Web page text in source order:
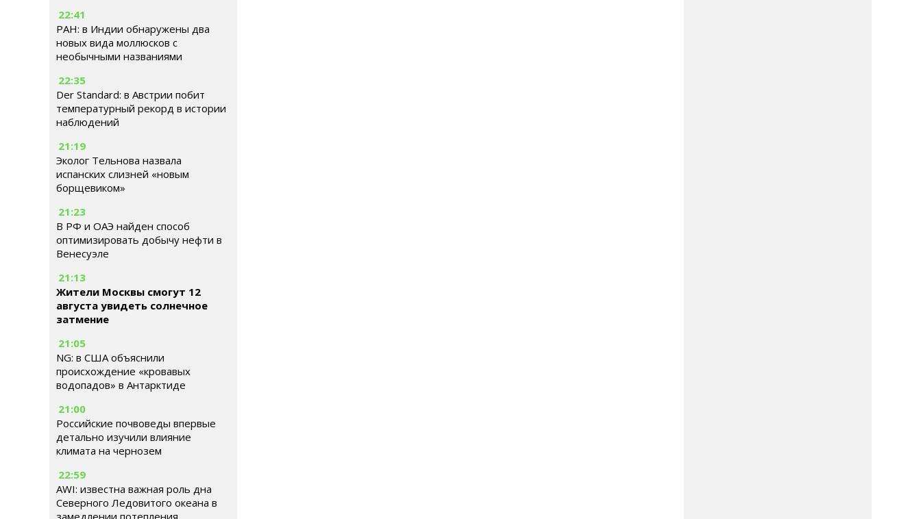
22:41
РАН: в Индии обнаружены два
новых вида моллюсков с
необычными названиями
22:35
Der Standard: в Австрии побит
температурный рекорд в истории
наблюдений
21:19
Эколог Тельнова назвала
испанских слизней «новым
борщевиком»
21:23
В РФ и ОАЭ найден способ
оптимизировать добычу нефти в
Венесуэле
21:13
Жители Москвы смогут 12
августа увидеть солнечное
затмение
21:05
NG: в США объяснили
происхождение «кровавых
водопадов» в Антарктиде
21:00
Российские почвоведы впервые
детально изучили влияние
климата на чернозем
22:59
AWI: известна важная роль дна
Северного Ледовитого океана в
замедлении потепления